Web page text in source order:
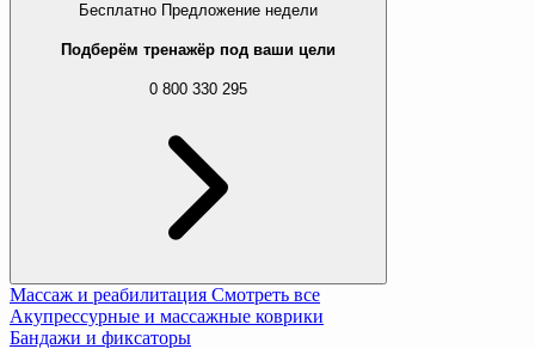
Бесплатно Предложение недели
Подберём тренажёр под ваши цели
0 800 330 295
Массаж и реабилитация Смотреть все
Акупрессурные и массажные коврики
Бандажи и фиксаторы